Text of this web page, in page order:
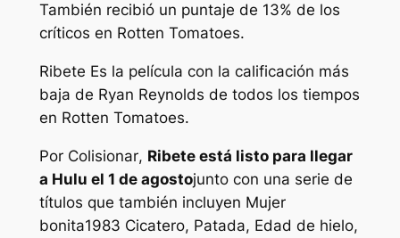
También recibió un puntaje de 13% de los
críticos en Rotten Tomatoes.
Ribete Es la película con la calificación más
baja de Ryan Reynolds de todos los tiempos
en Rotten Tomatoes.
Por Colisionar, Ribeteestá listo para llegar
a Hulu el 1 de agostojunto con una serie de
títulos que también incluyen Mujer
bonita1983 Cicatero, Patada, Edad de hielo,